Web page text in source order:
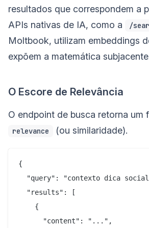
resultados que correspondem a
APIs nativas de IA, como a
/
Moltbook, utilizam embeddings
expõem a matemática
O Escore de Relevância
O endpoint de busca retorna um
relevance (ou similaridade).
{
"query": "contexto dica
  "results": [
    {
      "content": "...",